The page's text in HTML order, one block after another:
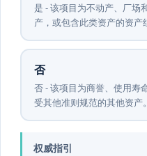
是 - 该项目为不动产、厂场
产，或包含此类资产的资产
否
否 - 该项目为商誉、使用寿
受其他准则规范的其他资产。
权威指引